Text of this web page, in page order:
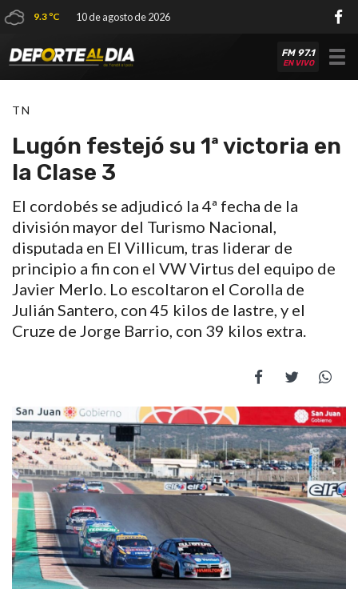
9.3 ºC 10 de agosto de 2026
FM 97.1
EN VIVO
TN
Lugón festejó su 1ª victoria en
la Clase 3
El cordobés se adjudicó la 4ª fecha de la
división mayor del Turismo Nacional,
disputada en El Villicum, tras liderar de
principio a fin con el VW Virtus del equipo de
Javier Merlo. Lo escoltaron el Corolla de
Julián Santero, con 45 kilos de lastre, y el
Cruze de Jorge Barrio, con 39 kilos extra.